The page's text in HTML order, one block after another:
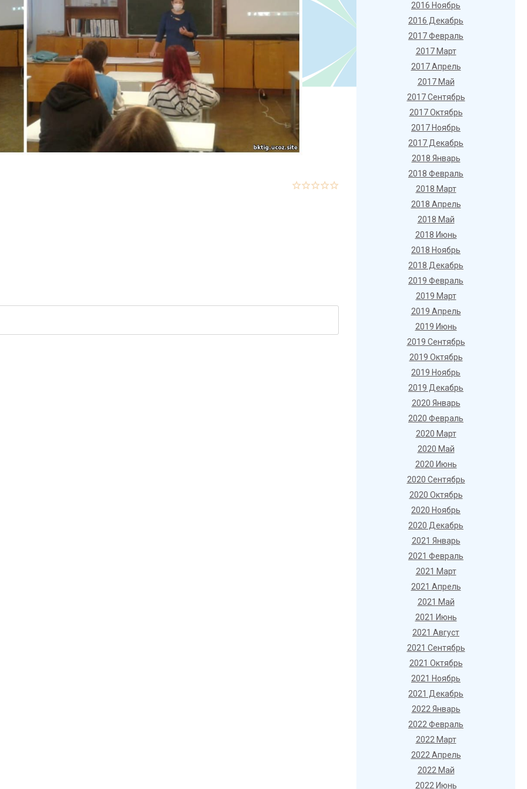
2016 Ноябрь
2016 Декабрь
2017 Февраль
2017 Март
2017 Апрель
2017 Май
2017 Сентябрь
2017 Октябрь
2017 Ноябрь
2017 Декабрь
2018 Январь
2018 Февраль
2018 Март
2018 Апрель
2018 Май
2018 Июнь
2018 Ноябрь
2018 Декабрь
2019 Февраль
2019 Март
2019 Апрель
2019 Июнь
2019 Сентябрь
2019 Октябрь
2019 Ноябрь
2019 Декабрь
2020 Январь
2020 Февраль
2020 Март
2020 Май
2020 Июнь
2020 Сентябрь
2020 Октябрь
2020 Ноябрь
2020 Декабрь
2021 Январь
2021 Февраль
2021 Март
2021 Апрель
2021 Май
2021 Июнь
2021 Август
2021 Сентябрь
2021 Октябрь
2021 Ноябрь
2021 Декабрь
2022 Январь
2022 Февраль
2022 Март
2022 Апрель
2022 Май
2022 Июнь